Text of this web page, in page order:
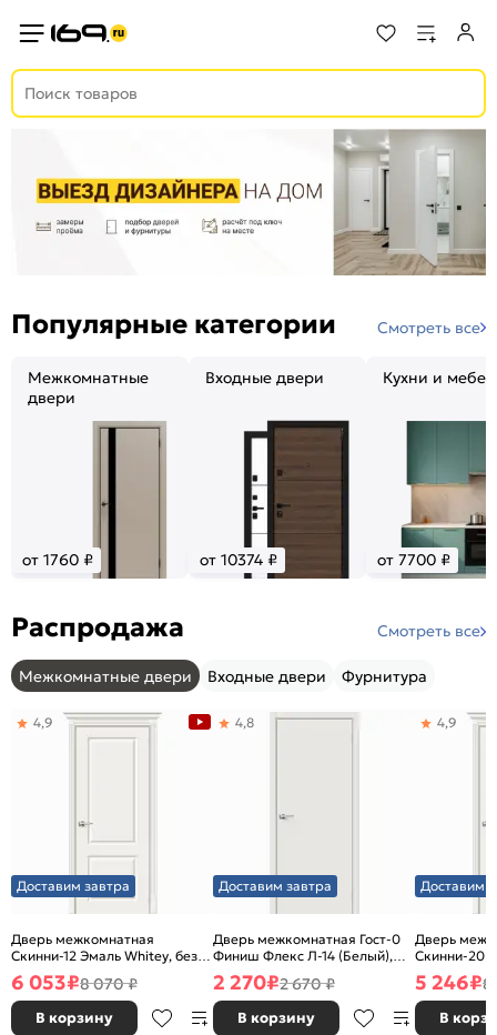
Популярные категории Смотреть все
Межкомнатные
двери
от 1760 ₽
Входные двери
от 10374 ₽
Кухни и
от 7700 ₽
Распродажа Смотреть все
Межкомнатные двери Входные двери Фурнитура
Доставим завтра
Дверь межкомнатная
Скинни-12 Эмаль Whitey, без
декора, глухая, без стекла,
без кромки, скиновая
4,9
6 053₽8 070 ₽
В корзину
Доставим завтра
Дверь межкомнатная Гост-0
Финиш Флекс Л-14 (Белый),
глухая, каркасно-щитовая
4,8
2 270₽2 670 ₽
В корзину
Доставим
Дверь
Скинни-20
декора,
без кромки,
4,9
5 246₽8
В